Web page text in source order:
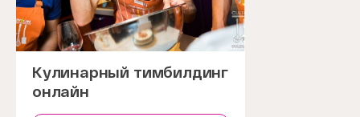
Кулинарный тимбилдинг
онлайн